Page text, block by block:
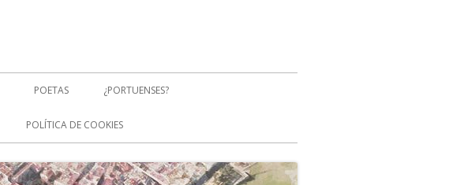
POETAS ¿PORTUENSES?
POLÍTICA DE COOKIES